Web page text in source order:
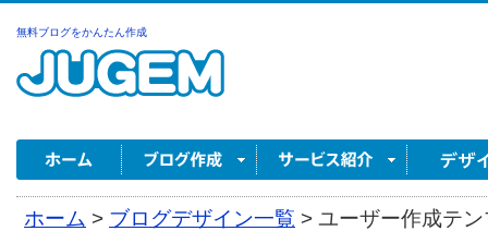
無料ブログをかんたん作成
ホーム > ブログデザイン一覧 > ユーザー作成テ